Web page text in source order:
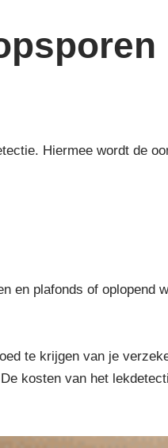
Hiermee wordt de
en plafonds of oplopend
te krijgen van je
kosten van het